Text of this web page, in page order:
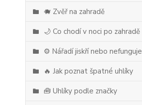
🐗 Zvěř na zahradě
🌙 Co chodí v noci po zahradě
⚙️ Nářadí jiskří nebo nefunguje
🔥 Jak poznat špatné uhlíky
🧰 Uhlíky podle značky